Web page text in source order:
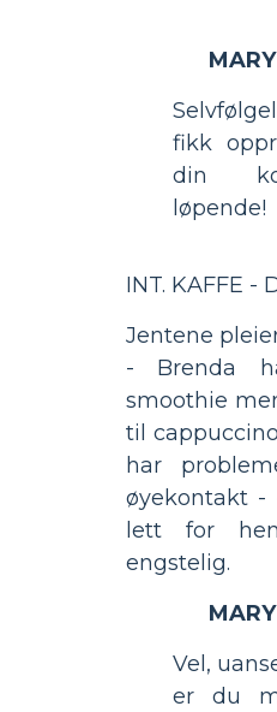
MARY
fikk
din
løpende!
INT. KAFFE -
Jentene
- Brenda
smoothie
til
har
øyekontakt
lett for
engstelig.
MARY
Vel,
er du